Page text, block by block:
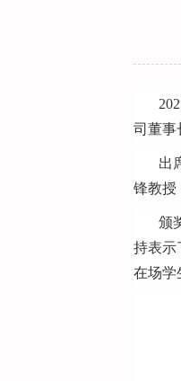
司董事
出
锋教授
颁
持表示
在场学